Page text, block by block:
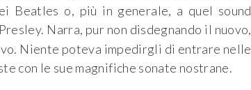
Beatles o, più in generale, a quel sound
Narra, pur non disdegnando il nuovo,
Niente poteva impedirgli di entrare nelle
con le sue magnifiche sonate nostrane.